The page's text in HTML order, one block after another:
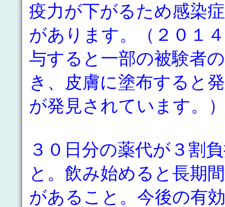
疫力が下がるため感染
があります。（２０１
与すると一部の被験者
き、皮膚に塗布すると
が発見されています。
３０日分の薬代が３割
と。飲み始めると長期
があること。今後の有